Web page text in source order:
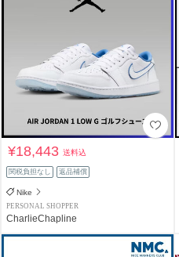
¥18,443送料込
関税負担なし 返品補償
Nike
PERSONAL SHOPPER
CharlieChapline